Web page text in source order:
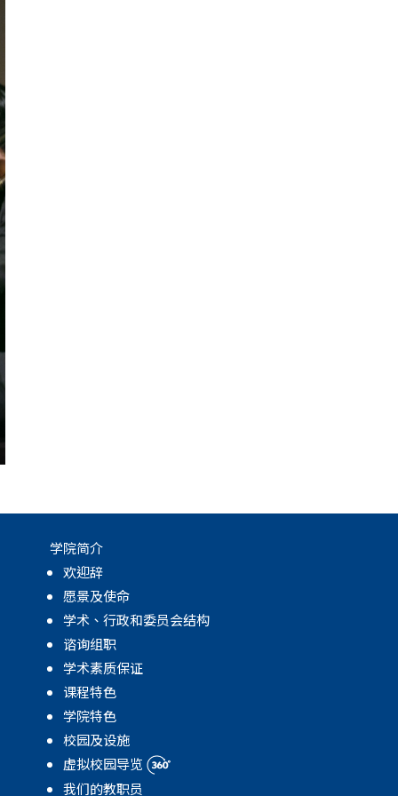
学院简介
欢迎辞
愿景及使命
学术、行政和委员会结构
谘询组职
学术素质保证
课程特色
学院特色
校园及设施
虚拟校园导览
我们的教职员